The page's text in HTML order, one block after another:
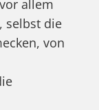
allem
selbst die
von